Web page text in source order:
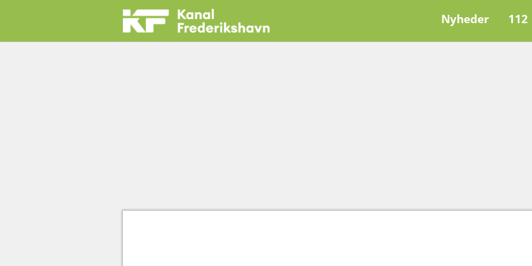
Nyheder 112